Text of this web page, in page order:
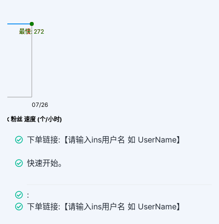
粉丝 速度 (个/小时)
07/26
最慢: 272
最快: 272
下单链接:【请输入ins用户名 如 UserName】
快速开始。
:
下单链接:【请输入ins用户名 如 UserName】